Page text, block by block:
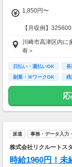
※車・バイク通勤
1,850円〜
【月収例】
7：00～19：00で
以上)
★シフト例：9-18
★平日のみ/午前/夕
間など相談OK！
★短期2ヶ月～長
川崎市高津区内に
有＞
日払い・週払いOK 長
副業・ＷワークOK
残
フリーター歓迎
派遣 事務・データ入力
株式会社リクルートス
時給1960円！